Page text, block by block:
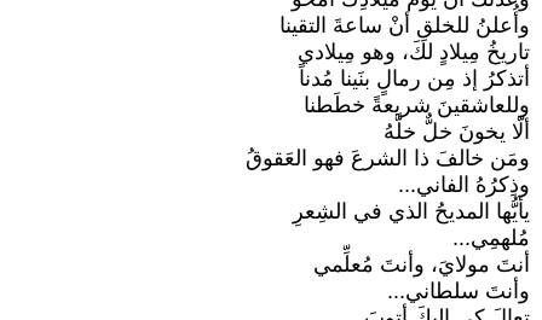
وأُعلنُ للخلقِ أنْ ساعةَ التقينا
تاريخُ مِيلادٍ لكَ، وهو مِيلادي
أتذكرُ إذ مِن رمالٍ بنَينا مُدناً
وللعاشقينَ شريعةً خطَطنا
ألّا يخونَ خلٌّ خلَّهُ
ومَن خالفَ ذا الشرعَ فهو العَقوقُ
وذِكرُهُ الفاني...
يأيُّها المديحُ الذي في الشِعرِ
مُلهمِي...
أنتَ مولايَ، وأنتَ مُعلِّمي
وأنتَ سلطاني...